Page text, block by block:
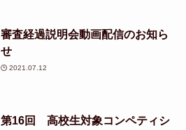
審査経過説明会動画配信のお知ら
せ
2021.07.12
第16回 高校生対象コンペティシ